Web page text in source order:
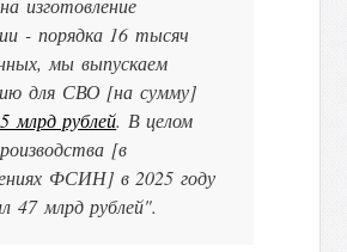
изготовление
- порядка 16 тысяч
мы выпускаем
для СВО [на сумму]
млрд рублей. В целом
[в
ФСИН] в 2025 году
47 млрд рублей".